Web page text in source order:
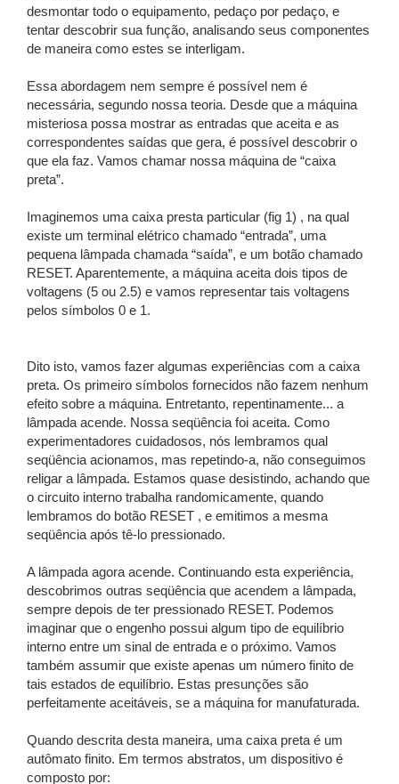
desmontar todo o equipamento, pedaço por pedaço, e
tentar descobrir sua função, analisando seus componentes
de maneira como estes se interligam.
Essa abordagem nem sempre é possível nem é
necessária, segundo nossa teoria. Desde que a máquina
misteriosa possa mostrar as entradas que aceita e as
correspondentes saídas que gera, é possível descobrir o
que ela faz. Vamos chamar nossa máquina de “caixa
preta”.
Imaginemos uma caixa presta particular (fig 1) , na qual
existe um terminal elétrico chamado “entrada”, uma
pequena lâmpada chamada “saída”, e um botão chamado
RESET. Aparentemente, a máquina aceita dois tipos de
voltagens (5 ou 2.5) e vamos representar tais voltagens
pelos símbolos 0 e 1.
Dito isto, vamos fazer algumas experiências com a caixa
preta. Os primeiro símbolos fornecidos não fazem nenhum
efeito sobre a máquina. Entretanto, repentinamente... a
lâmpada acende. Nossa seqüência foi aceita. Como
experimentadores cuidadosos, nós lembramos qual
seqüência acionamos, mas repetindo-a, não conseguimos
religar a lâmpada. Estamos quase desistindo, achando que
o circuito interno trabalha randomicamente, quando
lembramos do botão RESET , e emitimos a mesma
seqüência após tê-lo pressionado.
A lâmpada agora acende. Continuando esta experiência,
descobrimos outras seqüência que acendem a lâmpada,
sempre depois de ter pressionado RESET. Podemos
imaginar que o engenho possui algum tipo de equilíbrio
interno entre um sinal de entrada e o próximo. Vamos
também assumir que existe apenas um número finito de
tais estados de equilíbrio. Estas presunções são
perfeitamente aceitáveis, se a máquina for manufaturada.
Quando descrita desta maneira, uma caixa preta é um
autômato finito. Em termos abstratos, um dispositivo é
composto por: